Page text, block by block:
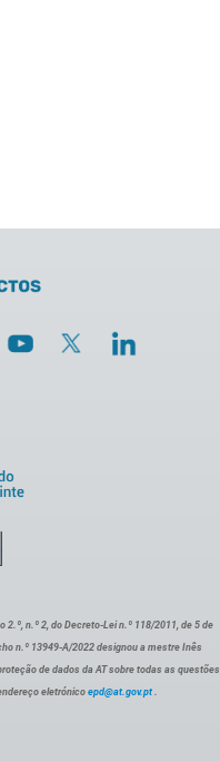
n.º 2, do Decreto-Lei n.º 118/2011, de 5 de
n.º 13949-A/2022 designou a mestre Inês
de dados da AT sobre todas as questões
eletrónico epd@at.gov.pt .